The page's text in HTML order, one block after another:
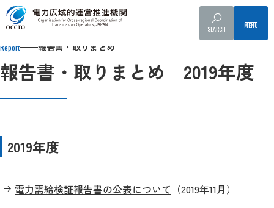
SEARCH
Top 報告書・取りまとめ 2019年度
Report 報告書・取りまとめ
報告書・取りまとめ 2019年度
2019年度
電力需給検証報告書の公表について （2019年11月）